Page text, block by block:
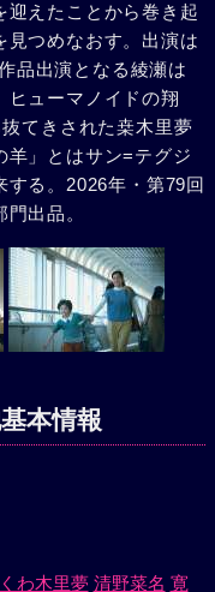
迎えたことから巻き起
見つめなおす。出演は
品出演となる綾瀬は
ヒューマノイドの翔
てきされた桒木里夢
羊」とはサン=テグジ
する。2026年・第79回
出品。
本情報
くわ木里夢 清野菜名 寛